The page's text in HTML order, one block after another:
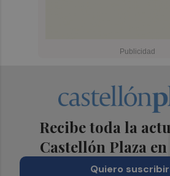
Recibe toda la
Castellón Plaza
Quiero